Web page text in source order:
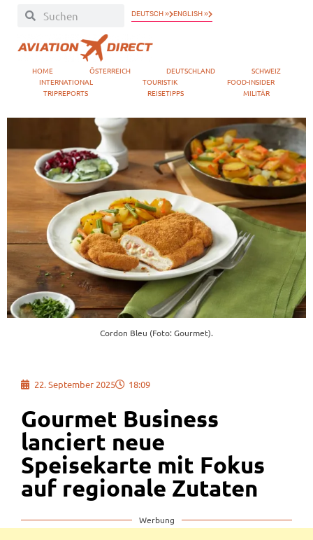
DEUTSCH » ENGLISH »
HOME ÖSTERREICH DEUTSCHLAND
SCHWEIZ
INTERNATIONAL
TOURISTIK
FOOD-INSIDER
TRIPREPORTS
REISETIPPS MILITÄR
Cordon Bleu (Foto: Gourmet).
22. September 2025 18:09
Gourmet Business
lanciert neue
Speisekarte mit Fokus
auf regionale Zutaten
Werbung